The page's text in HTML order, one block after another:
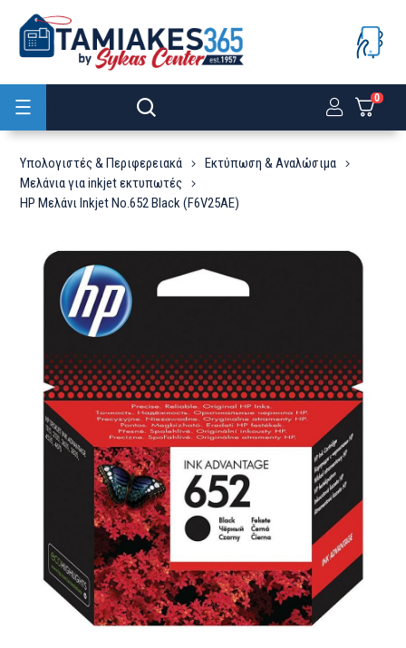
0
Υπολογιστές & Περιφερειακά
Εκτύπωση & Αναλώσιμα
Μελάνια για inkjet εκτυπωτές
HP Μελάνι Inkjet No.652 Black (F6V25AE)